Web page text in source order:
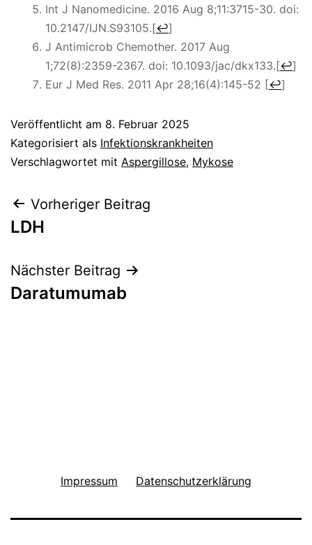
Int J Nanomedicine. 2016 Aug 8;11:3715-30. doi:
10.2147/IJN.S93105.[↩]
J Antimicrob Chemother. 2017 Aug
1;72(8):2359-2367. doi: 10.1093/jac/dkx133.[↩]
Eur J Med Res. 2011 Apr 28;16(4):145-52 [↩]
Veröffentlicht am 8. Februar 2025
Kategorisiert als Infektionskrankheiten
Verschlagwortet mit Aspergillose, Mykose
Beitragsnavigation
Vorheriger Beitrag
LDH
Nächster Beitrag
Daratumumab
Impressum Datenschutzerklärung